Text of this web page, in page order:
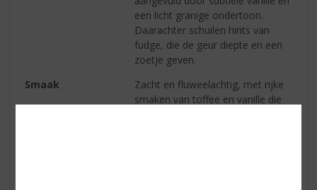
een licht granige ondertoon.
Daarachter schuilen hints van
fudge, die de geur diepte en een
zoetje geven.
Smaak
Zacht en fluweelachtig, met rijke
smaken van toffee en vanille die